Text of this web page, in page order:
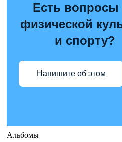
Есть вопросы
физической
и спорту?
Напишите об этом
Альбомы